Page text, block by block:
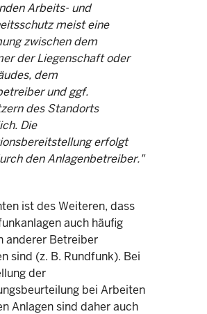
Arbeits- und
meist eine
zwischen dem
der Liegenschaft oder
dem
und ggf.
des Standorts
Die
erfolgt
den Anlagenbetreiber."
ist des Weiteren, dass
auch häufig
anderer Betreiber
sind (z. B. Rundfunk). Bei
der
bei Arbeiten
Anlagen sind daher auch